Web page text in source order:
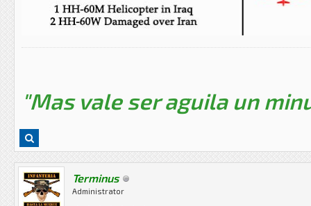
"Mas vale ser aguila un
Terminus
Administrator